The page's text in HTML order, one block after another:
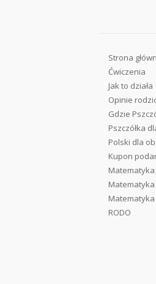
Strona
Ćwiczenia
Jak to działa
Opinie
Gdzie
Pszczółka
Polski dla
Kupon
RODO